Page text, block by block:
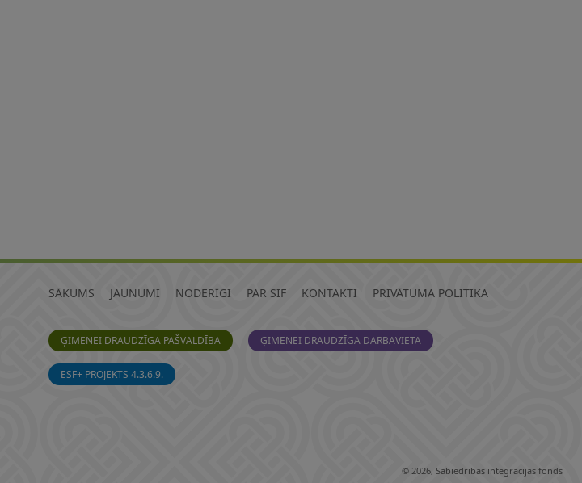
SĀKUMS JAUNUMI NODERĪGI PAR SIF KONTAKTI PRIVĀTUMA POLITIKA
ĢIMENEI DRAUDZĪGA PAŠVALDĪBA ĢIMENEI DRAUDZĪGA DARBAVIETA
ESF+ PROJEKTS 4.3.6.9.
© 2026, Sabiedrības integrācijas fonds